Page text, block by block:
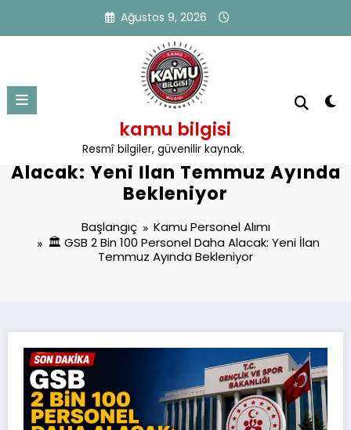
Ağustos 9, 2026
kamu bilgisi
Resmî bilgiler, güvenilir kaynak.
🏛️ GSB 2 Bin 100 Personel Daha
Alacak: Yeni İlan Temmuz Ayında
Bekleniyor
Başlangıç
Kamu Personel Alımı
🏛️ GSB 2 Bin 100 Personel Daha Alacak: Yeni İlan
Temmuz Ayında Bekleniyor